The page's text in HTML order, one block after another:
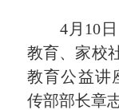
4月10日
教育、家校
教育公益讲
传部部长章